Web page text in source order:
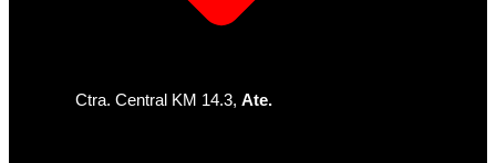
Ctra. Central KM 14.3, Ate.